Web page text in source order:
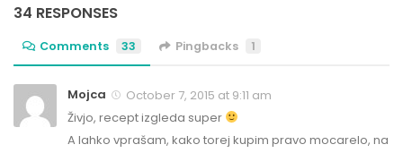
34 RESPONSES
Comments 33 Pingbacks 1
Mojca
October 7, 2015 at 9:11 am
Živjo, recept izgleda super
A lahko vprašam, kako torej kupim pravo mocarelo, na